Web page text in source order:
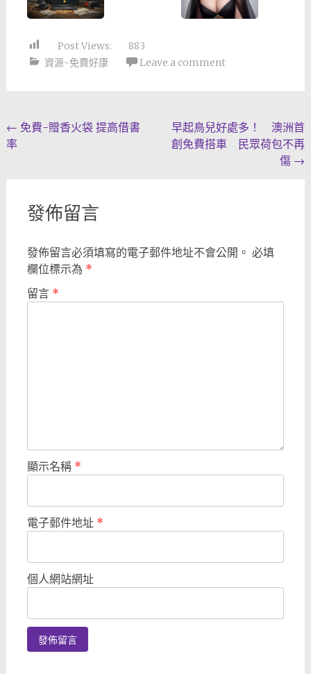
Post Views:
883
資源-免費好康
Leave a comment
Post
navigation
← 免費-贈香火袋 提高借書
率
早起鳥兒好處多！ 澳洲首
創免費搭車 民眾荷包不再
傷 →
發佈留言
發佈留言必須填寫的電子郵件地址不會公開。 必填
欄位標示為 *
留言 *
顯示名稱 *
電子郵件地址 *
個人網站網址